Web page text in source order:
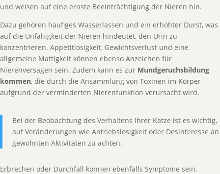
und weisen auf eine ernste Beeinträchtigung der Nieren hin.
Dazu gehören häufiges Wasserlassen und ein erhöhter Durst, was
auf die Unfähigkeit der Nieren hindeutet, den Urin zu
konzentrieren. Appetitlosigkeit, Gewichtsverlust und eine
allgemeine Mattigkeit können ebenso Anzeichen für
Nierenversagen sein. Zudem kann es zur Mundgeruchsbildung
kommen, die durch die Ansammlung von Toxinen im Körper
aufgrund der verminderten Nierenfunktion verursacht wird.
Bei der Beobachtung des Verhaltens Ihrer Katze ist es wichtig,
auf Veränderungen wie Antriebslosigkeit oder Desinteresse an
gewohnten Aktivitäten zu achten.
Erbrechen oder Durchfall können ebenfalls Symptome sein,